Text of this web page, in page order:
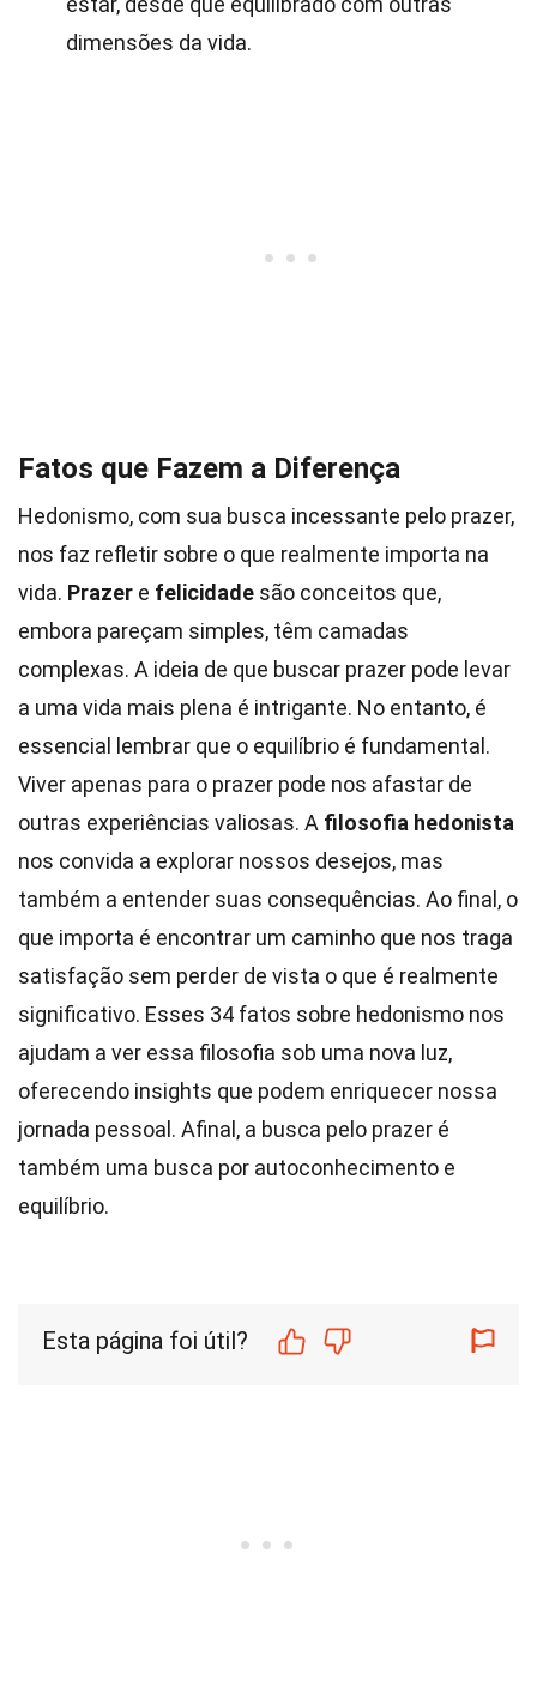
dimensões da vida.
Fatos que Fazem a Diferença
Hedonismo, com sua busca incessante pelo prazer,
nos faz refletir sobre o que realmente importa na
vida. Prazer e felicidade são conceitos que,
embora pareçam simples, têm camadas
complexas. A ideia de que buscar prazer pode levar
a uma vida mais plena é intrigante. No entanto, é
essencial lembrar que o equilíbrio é fundamental.
Viver apenas para o prazer pode nos afastar de
outras experiências valiosas. A filosofia hedonista
nos convida a explorar nossos desejos, mas
também a entender suas consequências. Ao final, o
que importa é encontrar um caminho que nos traga
satisfação sem perder de vista o que é realmente
significativo. Esses 34 fatos sobre hedonismo nos
ajudam a ver essa filosofia sob uma nova luz,
oferecendo insights que podem enriquecer nossa
jornada pessoal. Afinal, a busca pelo prazer é
também uma busca por autoconhecimento e
equilíbrio.
Esta página foi útil?